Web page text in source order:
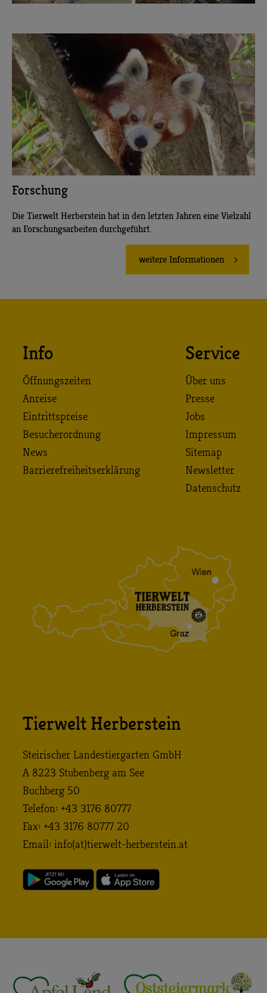
Forschung
Die Tierwelt Herberstein hat in den letzten Jahren eine Vielzahl
an Forschungsarbeiten durchgeführt.
weitere Informationen
Info
Öffnungszeiten
Anreise
Eintrittspreise
Besucherordnung
News
Barrierefreiheitserklärung
Service
Über uns
Presse
Jobs
Impressum
Sitemap
Newsletter
Datenschutz
Tierwelt Herberstein
Steirischer Landestiergarten GmbH
A 8223 Stubenberg am See
Buchberg 50
Telefon: +43 3176 80777
Fax: +43 3176 80777 20
Email: info (at) tierwelt-herberstein. at